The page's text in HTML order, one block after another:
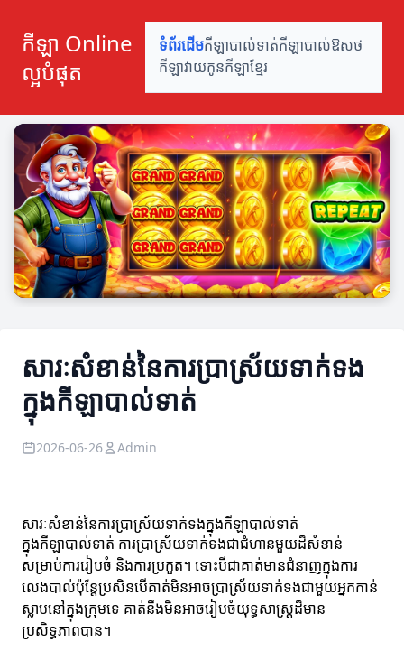
កីឡា Online
ល្អបំផុត
ទំព័រដើមកីឡាបាល់ទាត់កីឡាបាល់ឱសថ
កីឡាវាយកូនកីឡាខ្មែរ
សារៈសំខាន់នៃការប្រាស្រ័យទាក់ទង
ក្នុងកីឡាបាល់ទាត់
2026-06-26 Admin
សារៈសំខាន់នៃការប្រាស្រ័យទាក់ទងក្នុងកីឡាបាល់ទាត់
ក្នុងកីឡាបាល់ទាត់ ការប្រាស្រ័យទាក់ទងជាជំហានមួយដ៏សំខាន់
សម្រាប់ការរៀបចំ និងការប្រកួត។ ទោះបីជាគាត់មានជំនាញក្នុងការ
លេងបាល់ប៉ុន្តែប្រសិនបើគាត់មិនអាចប្រាស្រ័យទាក់ទងជាមួយអ្នកកាន់
ស្លាបនៅក្នុងក្រុមទេ គាត់នឹងមិនអាចរៀបចំយុទ្ធសាស្រ្តដ៏មាន
ប្រសិទ្ធភាពបាន។